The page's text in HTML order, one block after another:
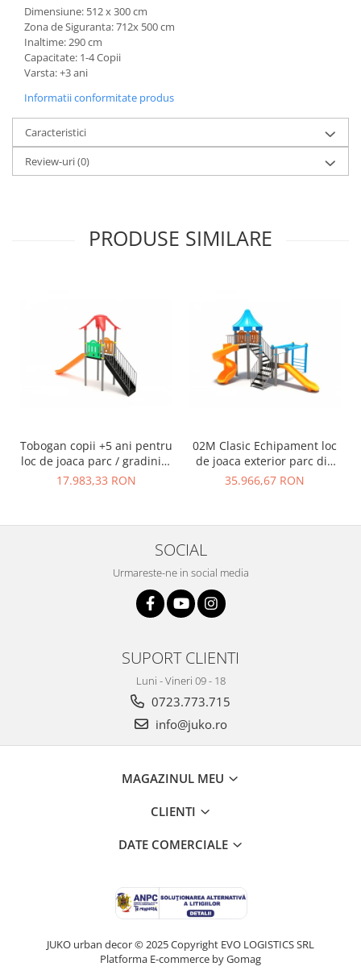
Dimensiune: 512 x 300 cm
Zona de Siguranta: 712x 500 cm
Inaltime: 290 cm
Capacitate: 1-4 Copii
Varsta: +3 ani
Informatii conformitate produs
Caracteristici
Review-uri(0)
PRODUSE SIMILARE
Tobogan copii +5 ani pentru
loc de joaca parc / gradinita
- 01M
17.983,33 RON
02M Clasic Echipament loc
de joaca exterior parc din
metal cu Scara 2 Tobogane
35.966,67 RON
SOCIAL
Urmareste-ne in social media
SUPORT CLIENTI
Luni - Vineri 09 - 18
0723.773.715
info@juko.ro
MAGAZINUL MEU
CLIENTI
DATE COMERCIALE
JUKO urban decor © 2025 Copyright EVO LOGISTICS SRL
Platforma E-commerce by Gomag